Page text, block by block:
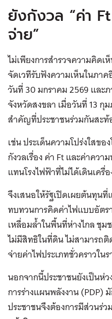
ยังกังวล “ค่า
จ่าย”
ไม่เพียงการสำรวจความคิด
จัดเวทีรับฟังความเห็นในภา
วันที่ 30 มกราคม 2569 แล
จังหวัดสงขลา เมื่อวันที่ 13 กุ
สำคัญที่ประชาชนร่วมกันสะ
เช่น ประเด็นความโปร่งใสขอ
กังวลเรื่อง ค่า Ft และค่าคว
แทนโรงไฟฟ้าที่ไม่ได้เดินเครื่
จึงเสนอให้รัฐเปิดเผยต้นทุนที่
ทบทวนการคิดค่าไฟแบบอัตร
เหลื่อมล้ำในพื้นที่ห่างไกล ชุม
ไม่มีสิทธิในที่ดิน ไม่สามารถติ
จ่ายค่าไฟประเภทชั่วคราวใน
นอกจากนี้ประชาชนยังเป็นห่
การร่างแผนพลังงาน (PDP)
ประชาชนจึงต้องการมีส่วนร่